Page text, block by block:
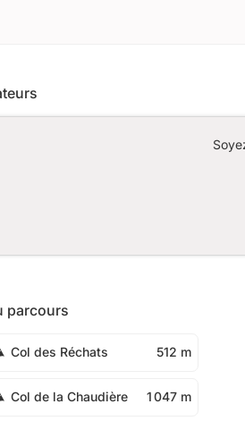
parcours
Col des Réchats 512 m
Col de la Chaudière 1 047 m